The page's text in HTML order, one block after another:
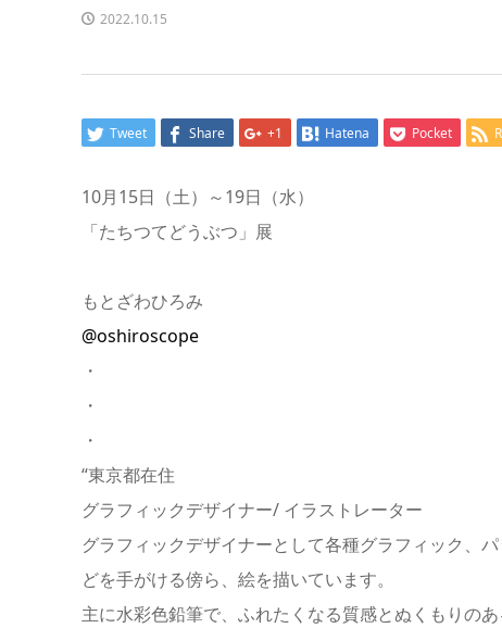
2022.10.15
Tweet Share +1 Hatena Pocket
10月15日（土）～19日（水）
「たちつてどうぶつ」展
もとざわひろみ
@oshiroscope
・
・
・
“東京都在住
グラフィックデザイナー/ イラストレーター
グラフィックデザイナーとして各種グラフィック、
どを手がける傍ら、絵を描いています。
主に水彩色鉛筆で、ふれたくなる質感とぬくもりの